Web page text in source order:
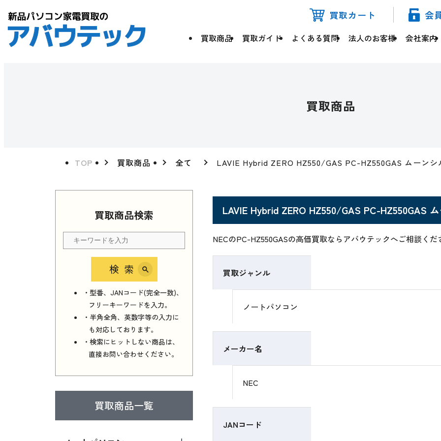
買取カート 会
買取商品 買取ガイド よくある質問 法人のお客様 会社案内
買取商品
TOP 買取商品 全て LAVIE Hybrid ZERO HZ550/GAS PC-HZ550GAS ムーンシ
買取商品検索
検索
・型番、JANコード(完全一致)、
フリーキーワードを入力。
・半角全角、英数字等の入力に
も対応しております。
・検索にヒットしない商品は、
直接お問い合わせください。
買取商品一覧
LAVIE Hybrid ZERO HZ550/GAS PC-HZ550GAS
NECのPC-HZ550GASの高価買取ならアバウテックへご相談くだ
買取ジャンル
ノートパソコン
メーカー名
NEC
JANコード